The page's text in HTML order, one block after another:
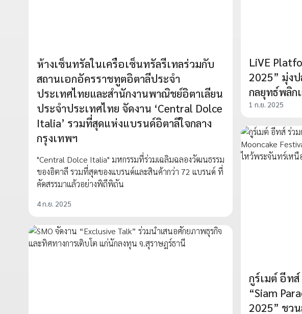
LiVE
2025” มุ่ง
กลยุทธ์พลิก
1 ก.ย. 2025
ห้างเซ็นทรัลในเครือเซ็นทรัลรีเทลร่วมกับ
สถานเอกอัครราชทูตอิตาลีประจำ
ประเทศไทยและสำนักงานพาณิชย์อิตาเลียน
ประจำประเทศไทย จัดงาน ‘Central Dolce
Italia’ รวมที่สุดแห่งแบรนด์อิตาลีใจกลาง
กรุงเทพฯ
"Central Dolce Italia" มหกรรมที่ร่วมเฉลิมฉลองวัฒนธรรม
ของอิตาลี รวมที่สุดของแบรนด์และสินค้ากว่า 72 แบรนด์ ที่
คัดสรรมาแล้วอย่างพิถีพิถัน
4 ก.ย. 2025
กูร์เมต์ อีท
“Siam
2025” ชว